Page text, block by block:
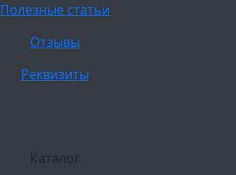
Полезные статьи
Отзывы
Реквизиты
Каталог